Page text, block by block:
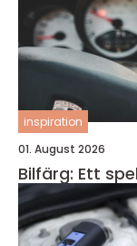
inspiration
01. August 2026
Bilfärg: Ett